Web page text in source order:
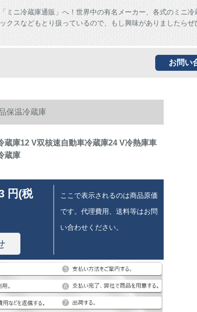
ミニ冷蔵庫通販」へ！世界中の有名メーカー、各式のミニ冷
クスなどもとり扱っているので、もし興味がありましたらぜ
お問い
保温冷蔵庫
蔵庫12 V双核速自動車冷蔵庫24 V冷熱庫車
蔵庫
円(税
ここで表示されるのは商品原価
です。代理費用、送料等はお問
い合わせください。